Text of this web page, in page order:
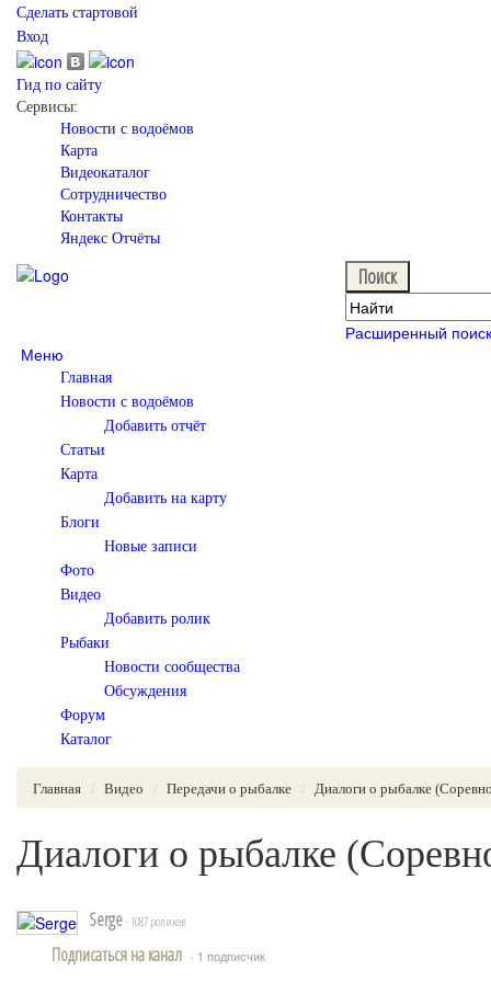
Сделать стартовой
Вход
Гид по сайту
Сервисы:
Новости с водоёмов
Карта
Видеокаталог
Сотрудничество
Контакты
Яндекс Отчёты
Расширенный поиск
Меню
Главная
Новости с водоёмов
Добавить отчёт
Статьи
Карта
Добавить на карту
Блоги
Новые записи
Фото
Видео
Добавить ролик
Рыбаки
Новости сообщества
Обсуждения
Форум
Каталог
Главная Видео Передачи о рыбалке Диалоги о рыбалке
Диалоги о рыбалке
Serge · 1087 роликов
Подписаться на канал · 1 подписчик